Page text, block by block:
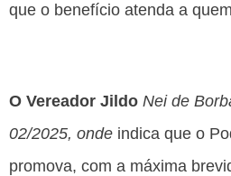
que o benefício atenda a
O Vereador Jildo Nei de
02/2025, onde indica que o
promova, com a máxima